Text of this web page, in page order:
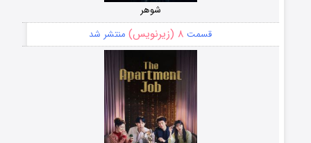
شوهر
قسمت ۸ (زیرنویس) منتشر شد